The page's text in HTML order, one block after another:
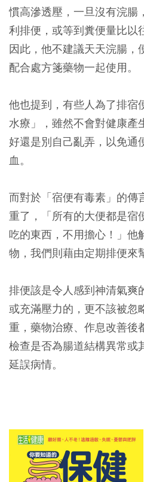
慣高滲透壓，一旦沒有浣腸
利排便，或等到糞便量比以
因此，他不建議天天浣腸，
配合處方箋藥物一起使用。
他也提到，有些人為了排宿
水療」，雖然不會對健康產
好還是別自己亂弄，以免通
血。
而對於「宿便有毒素」的傳
重了，「所有的大便都是宿
吃的東西，不用擔心！」他
物，我們則藉由定期排便來
排便該是令人感到神清氣爽
或充滿壓力的，更不該被忽
重，藥物治療、作息改善後
檢查是否為腸道結構異常或
延誤病情。